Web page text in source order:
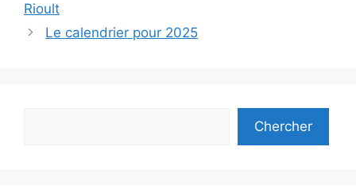
Rioult
Le calendrier pour 2025
Chercher